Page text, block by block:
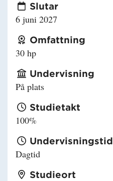
Slutar
6 juni 2027
Omfattning
30 hp
Undervisning
På plats
Studietakt
100%
Undervisningstid
Dagtid
Studieort